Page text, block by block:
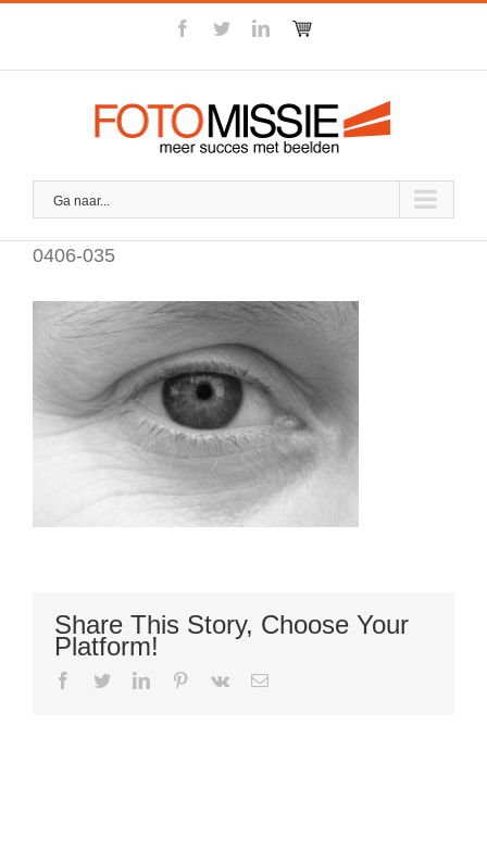
facebook
twitterlinkedin
Winkel
Ga naar...
0406-035
Share This Story, Choose Your
Platform!
facebooktwitterlinkedinpinterest
vk
E-